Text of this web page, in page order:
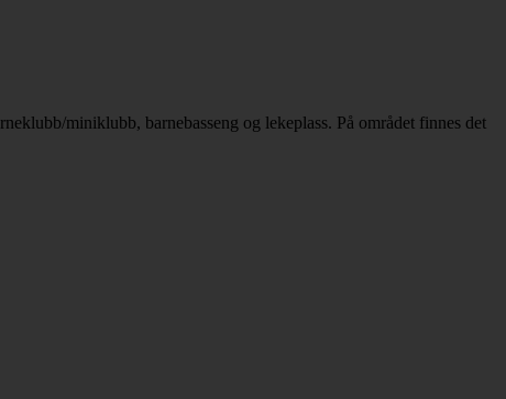
miniklubb, barnebasseng og lekeplass. På området finnes det